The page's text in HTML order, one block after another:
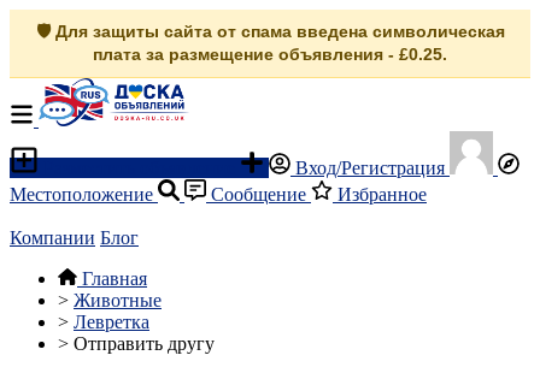
🛡️ Для защиты сайта от спама введена символическая
плата за размещение объявления - £0.25.
Вход/Регистрация
Местоположение
Сообщение Избранное
Компании Блог
Главная
> Животные
> Левретка
> Отправить другу